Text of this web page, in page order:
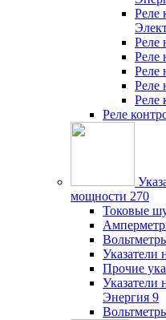
Реле
Реле
Реле
Реле
Реле
Реле
Реле
мощности 270
Токовые
Указатели
Прочие
Указатели
Энергия 9